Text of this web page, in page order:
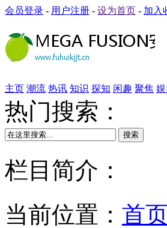
会员登录 - 用户注册 - 设为首页 - 加入
主页 潮流 热讯 知识 探知 闲趣 聚焦
热门搜索：
搜索
栏目简介：
当前位置： 首